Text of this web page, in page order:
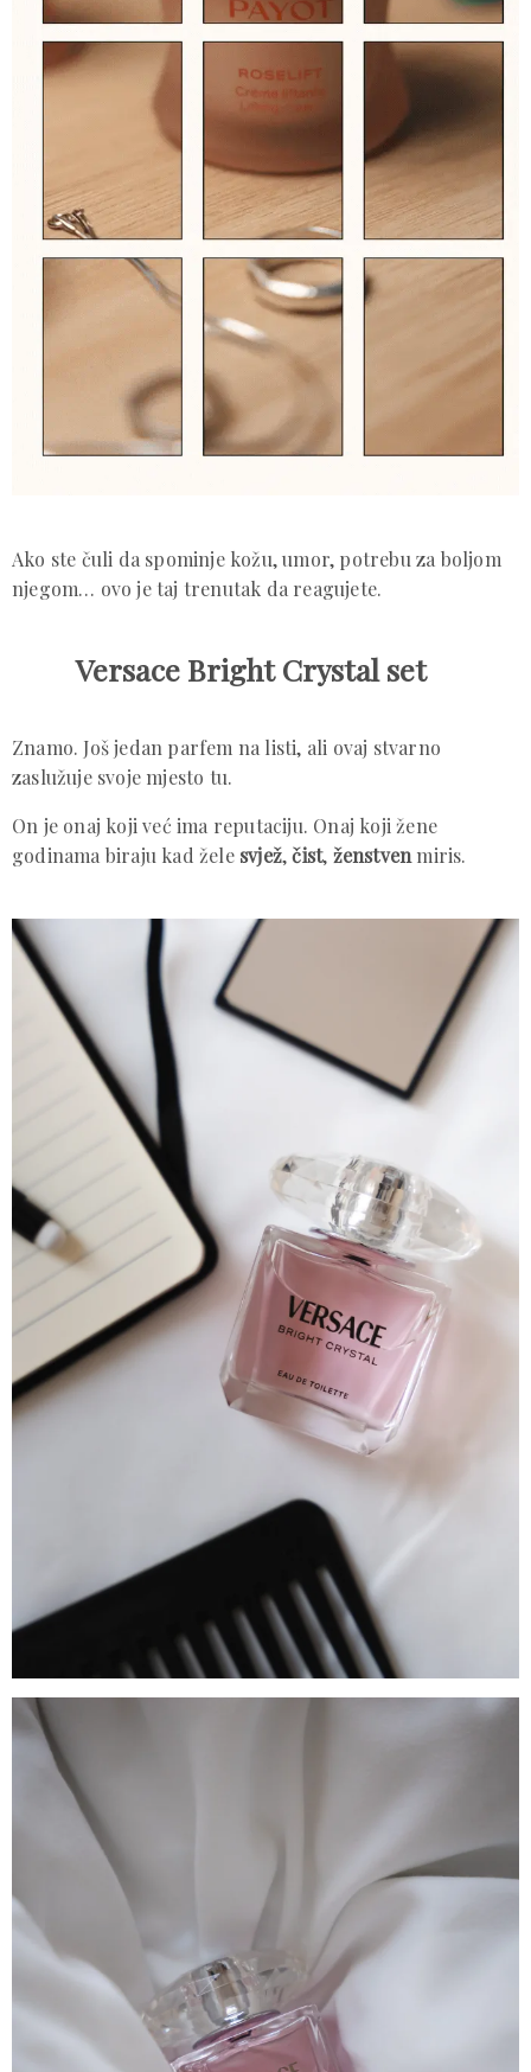
Ako ste čuli da spominje kožu, umor, potrebu za boljom
njegom… ovo je taj trenutak da reagujete.
Versace Bright Crystal set
Znamo. Još jedan parfem na listi, ali ovaj stvarno
zaslužuje svoje mjesto tu.
On je onaj koji već ima reputaciju. Onaj koji žene
godinama biraju kad žele svjež,čist, ženstvenmiris.